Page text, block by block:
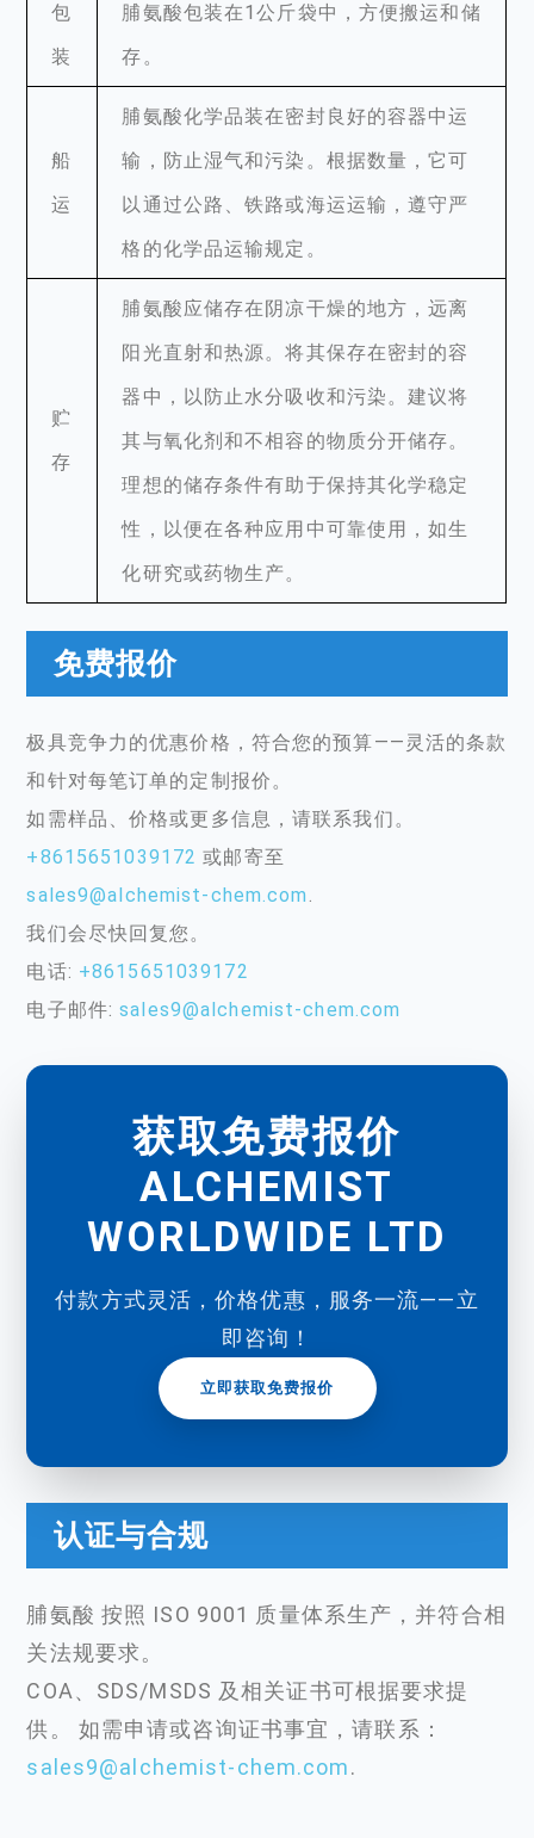
包
装
脯氨酸包装在1公斤袋中，方便搬运和储
存。
船
运
脯氨酸化学品装在密封良好的容器中运
输，防止湿气和污染。根据数量，它可
以通过公路、铁路或海运运输，遵守严
格的化学品运输规定。
贮
存
脯氨酸应储存在阴凉干燥的地方，远离
阳光直射和热源。将其保存在密封的容
器中，以防止水分吸收和污染。建议将
其与氧化剂和不相容的物质分开储存。
理想的储存条件有助于保持其化学稳定
性，以便在各种应用中可靠使用，如生
化研究或药物生产。
免费报价
极具竞争力的优惠价格，符合您的预算——灵活的条款
和针对每笔订单的定制报价。
如需样品、价格或更多信息，请联系我们。
+8615651039172 或邮寄至
sales9@alchemist-chem.com
我们会尽快回复您。
电话: +8615651039172
电子邮件:sales9@alchemist-chem.com
获取免费报价
ALCHEMIST
WORLDWIDE LTD
付款方式灵活，价格优惠，服务一流——立
即咨询！
立即获取免费报价
认证与合规
脯氨酸 按照 ISO 9001 质量体系生产，并符合相
关法规要求。
COA、SDS/MSDS 及相关证书可根据要求提
供。 如需申请或咨询证书事宜，请联系：
sales9@alchemist-chem.com.